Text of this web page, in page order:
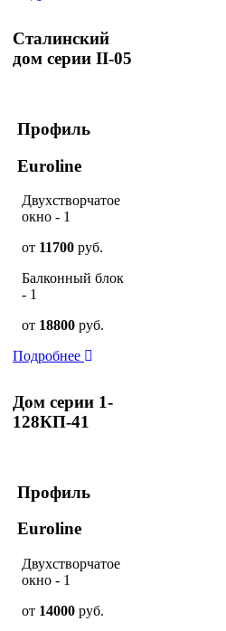
Сталинский
дом серии II-05
Профиль
Euroline
Двухстворчатое
окно - 1
от 11700 руб.
Балконный блок
- 1
от 18800 руб.
Подробнее
Дом серии 1-
128КП-41
Профиль
Euroline
Двухстворчатое
окно - 1
от 14000 руб.